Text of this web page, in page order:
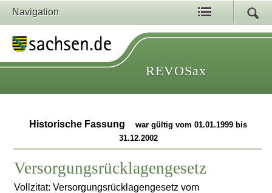
Navigation
REVOSax
Historische Fassung
war gültig vom 01.01.1999 bis
31.12.2002
Versorgungsrücklagengesetz
Vollzitat: Versorgungsrücklagengesetz vom